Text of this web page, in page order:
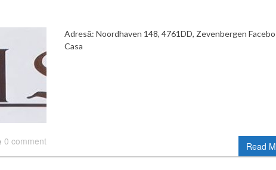
0 comment
Adresă: Noordhaven 148, 4761DD, Zevenbergen
Casa
Read